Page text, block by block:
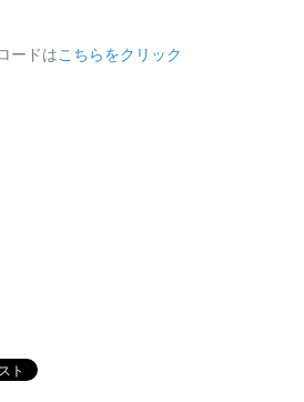
ードはこちらをクリック